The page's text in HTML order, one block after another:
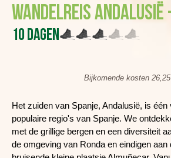
Wandelreis Andalusië
10 dagen
Bijkomende kosten
Het zuiden van Spanje, Andalusië, is
populaire regio's van Spanje. We
met de grillige bergen en een diversiteit
de omgeving van Ronda en eindigen aan